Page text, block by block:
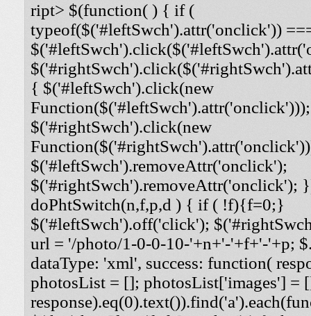
ript> $(function( ) { if (
typeof($('#leftSwch').attr('onclick'))
{ $('#leftSwch').click(new
Function($('#leftSwch').attr('onclick')));
$('#rightSwch').click(new
$('#leftSwch').removeAttr('onclick');
$('#rightSwch').removeAttr('onclick');
doPhtSwitch(n,f,p,d ) { if ( !f){f=0;}
$('#leftSwch').off('click');
url = '/photo/1-0-0-10-'+n+'-'+f+'-'+p;
dataType: 'xml', success: function(
photosList = []; photosList['images'] =